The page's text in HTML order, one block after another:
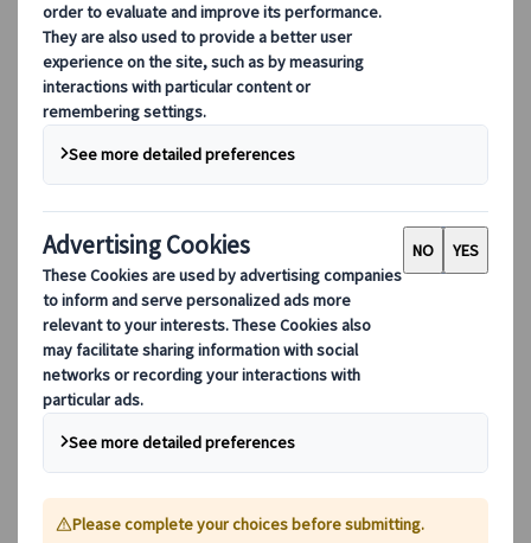
エージェント Web アプリケーション
デスティネーション
デスティネーション
クオニイツムラーレと共に、世界各地のネットワーク
を活用した旅へ。デスティネーションの専門家が、お
客様の多様なご要望に合わせた厳選旅程をご提案しま
す。
人気デスティネーション
スイス
フランス
イタリア
スペイン
イギリス
ヨーロッパ以外のデスティネーション
アメリカ
カナダ
オーストラリア
サービス